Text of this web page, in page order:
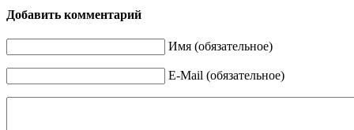
Добавить комментарий
Имя (обязательное)
E-Mail (обязательное)